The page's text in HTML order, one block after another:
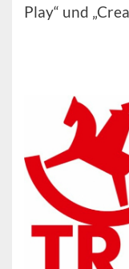
Play“ und